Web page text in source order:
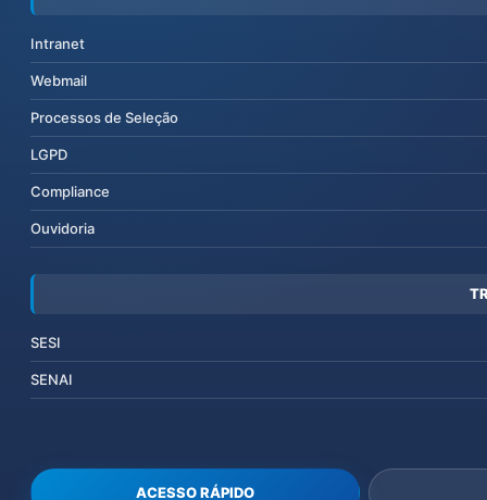
Intranet
Webmail
Processos de Seleção
LGPD
Compliance
Ouvidoria
SESI
SENAI
ACESSO RÁPIDO